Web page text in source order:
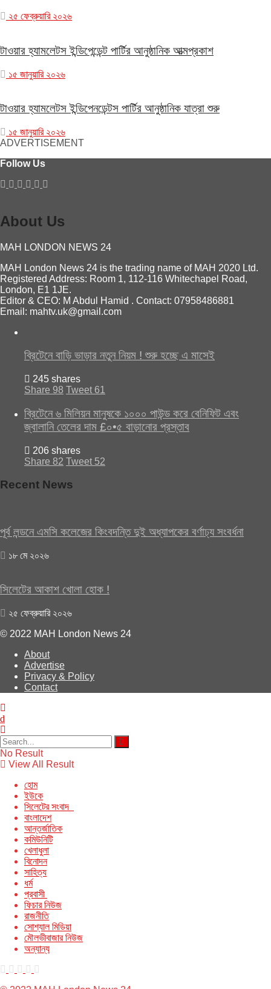
২৫ ফেব্রুয়ারি ২০২৬
টাওয়ার হ্যামলেটস ইন্ডিপেন্ডেন্ট পার্টির আনুষ্ঠানিক আত্মপ্রকাশ
১৫ জানুয়ারি ২০২৬
টাওয়ার হ্যামলেটস ইন্ডিপেনডেন্টস পার্টির আনুষ্ঠানিক যাত্রা শুরু
১৫ জানুয়ারি ২০২৬
ADVERTISEMENT
Follow Us
About Us
MAH LONDON NEWS 24
MAH London News 24 is the trading name of MAH 2020 Ltd.
Registered Address: Room 1, 112-116 Whitechapel Road,
London, E1 1JE.
Editor & CEO: M Abdul Hamid . Contact: 07958486881
Email: mahtv.uk@gmail.com
ব্রিটেনে বাড়ি ভাড়ার নতুন নিয়ম ! শুরু হচ্ছে এ মাসেই
245 shares
Share 98 Tweet 61
ব্রিটেনে ৬ মিলিয়ন মানুষকে ১০০০ পাউন্ড করে বেনিফিট এবং
জ্বালানি তেলের দাম £০•৫ বাড়ানোর প্রস্তাব
206 shares
Share 82 Tweet 52
Recent News
পূর্ব লন্ডনে এমসি কলেজের কিংবদন্তি দুই অধ্যাপকের বর্ণাঢ্য সংবর্ধনা
১৮ মে ২০২৬
সিলেটের আকাশ খোলা হোক !
২৫ ফেব্রুয়ারি ২০২৬
© 2022 MAH London News 24
About
Advertise
Privacy & Policy
Contact
No Result
View All Result
হোম
ইউকে
সিলেটের সংবাদ
বাংলাদেশ
আন্তর্জাতিক
কমিউনিটি
খেলাধুলা
বিনোদন
সাহিত্য
ধর্ম
প্রবাসী
ফিচার নিউজ
রাজনীতি
সোশ্যাল মিডিয়া
মৌলভীবাজার নিউজ
অন্যান্য